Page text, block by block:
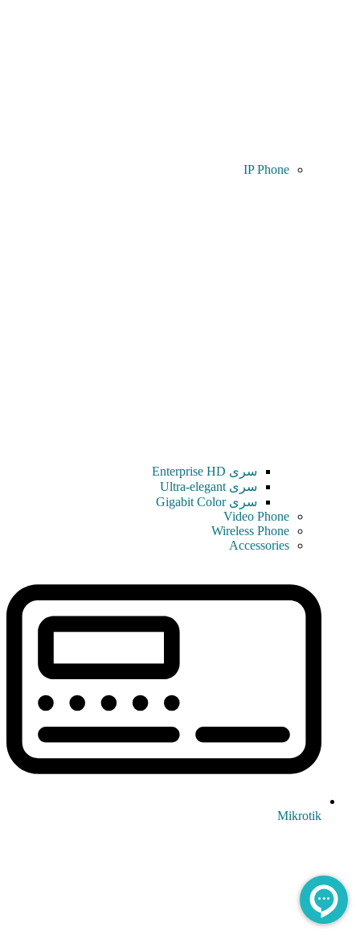
IP Phone
سری Enterprise HD
سری Ultra-elegant
سری Gigabit Color
Video Phone
Wireless Phone
Accessories
Mikrotik